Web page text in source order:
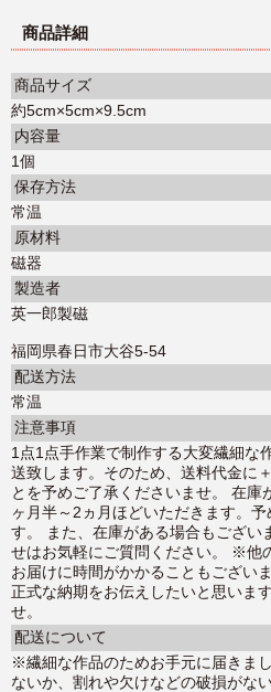
商品詳細
商品サイズ
約5cm×5cm×9.5cm
内容量
1個
保存方法
常温
原材料
磁器
製造者
英一郎製磁
福岡県春日市大谷5-54
配送方法
常温
注意事項
1点1点手作業で制作する大変繊細な
送致します。そのため、送料代金に
とを予めご了承くださいませ。 在庫
ヶ月半～2ヵ月ほどいただきます。
す。 また、在庫がある場合もござい
せはお気軽にご質問ください。 ※他
お届けに時間がかかることもござい
正式な納期をお伝えしたいと思いま
せ。
配送について
※繊細な作品のためお手元に届きま
ないか、割れや欠けなどの破損がな